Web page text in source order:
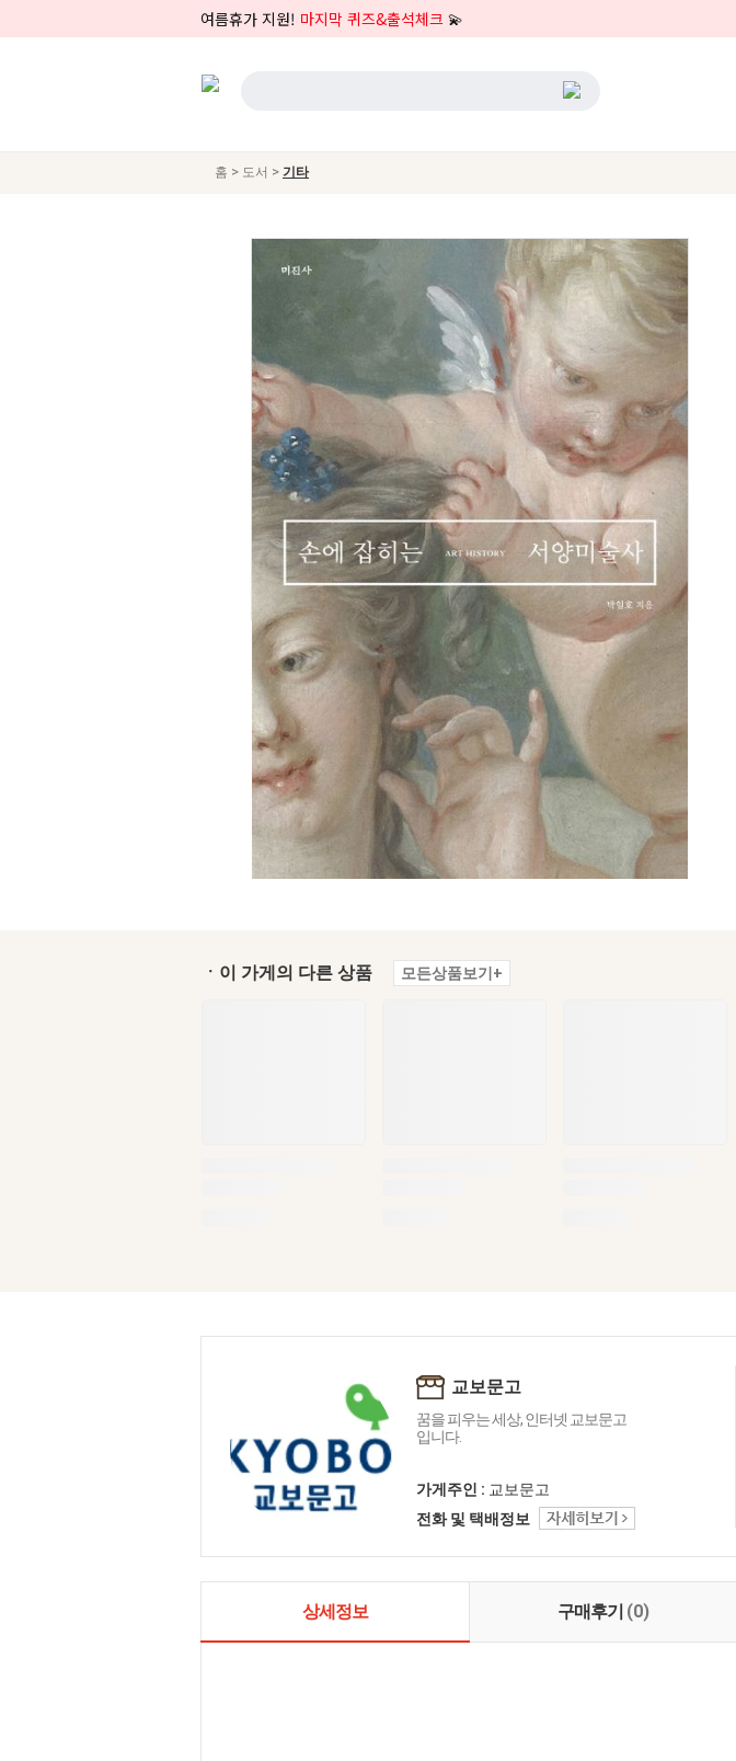
여름휴가 지원! 마지막 퀴즈&출석체크 💫
홈 > 도서 > 기타
ㆍ이 가게의 다른 상품 모든상품보기+
교보문고
꿈을 피우는 세상, 인터넷 교보문고
입니다.
가게주인 : 교보문고
전화 및 택배정보
상세정보 구매후기 (0)